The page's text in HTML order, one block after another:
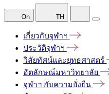
On TH
เกี่ยวกับจุฬาฯ
ประวัติจุฬาฯ
วิสัยทัศน์และยุทธศาสตร์
อัตลักษณ์มหาวิทยาลัย
จุฬาฯ กับความยั่งยืน